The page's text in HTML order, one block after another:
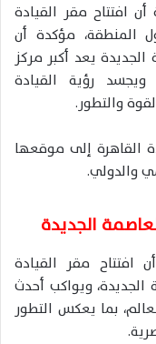
أن افتتاح مقر القيادة
المنطقة، مؤكدة أن
الجديدة يعد أكبر مركز
رؤية القيادة
والتطور.
القاهرة إلى موقعها
والدولي.
الجديدة
افتتاح مقر القيادة
الجديدة، ويواكب أحدث
بما يعكس التطور